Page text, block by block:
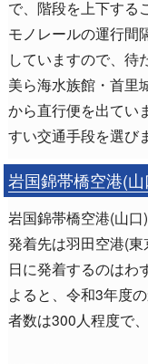
で、階段を上下する
モノレールの運行間
していますので、待
美ら海水族館・首里
から直行便を出てい
すい交通手段を選び
岩国錦帯橋空港(
岩国錦帯橋空港(山口
発着先は羽田空港(
日に発着するのはわ
よると、令和3年度
者数は300人程度で